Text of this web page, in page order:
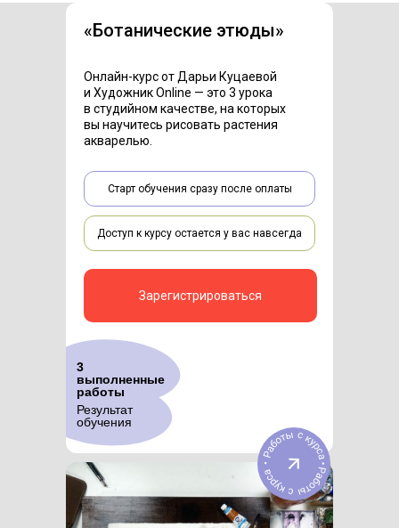
«Ботанические этюды»
Онлайн-курс от Дарьи Куцаевой
и Художник Online — это 3 урока
в студийном качестве, на которых
вы научитесь рисовать растения
акварелью.
Зарегистрироваться
Результат
обучения
Доступ к курсу остается у вас навсегда
Старт обучения сразу после оплаты
3
выполненные
работы